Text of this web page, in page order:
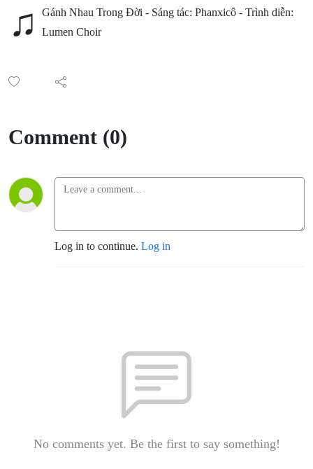
♫
Gánh Nhau Trong Đời - Sáng tác: Phanxicô - Trình diễn:
Lumen Choir
Comment (0)
Log in to continue. Log in
No comments yet. Be the first to say something!